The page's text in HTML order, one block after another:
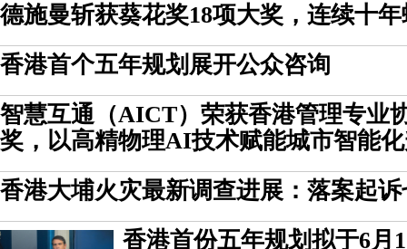
德施曼斩获葵花奖18项大奖，连续十
香港首个五年规划展开公众咨询
智慧互通（AICT）荣获香港管理专业
奖，以高精物理AI技术赋能城市智能
香港大埔火灾最新调查进展：落案起
香港首份五年规划拟于6月